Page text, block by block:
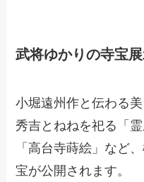
武将ゆかりの寺宝
小堀遠州作と伝わる
秀吉とねねを祀る「
「高台寺蒔絵」など
宝が公開されます。